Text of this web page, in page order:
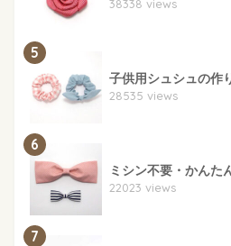
38338 views
5
子供用シュシュの作
28535 views
6
ミシン不要・かんた
22023 views
7